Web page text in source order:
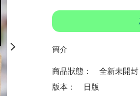
簡介
商品狀態：　全新未開封
版本：　日版